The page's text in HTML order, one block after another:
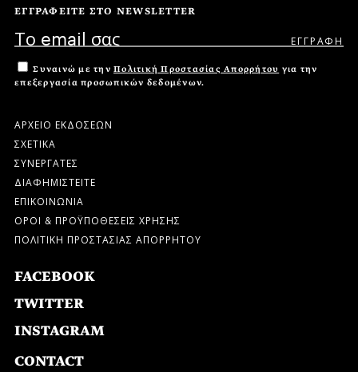
ΕΓΓΡΑΦΕΙΤΕ ΣΤΟ NEWSLETTER
Συναινώ με την Πολιτική Προστασίας Απορρήτου για την
επεξεργασία προσωπικών δεδομένων.
ΑΡΧΕΙΟ ΕΚΔΟΣΕΩΝ
ΣΧΕΤΙΚΑ
ΣΥΝΕΡΓΑΤΕΣ
ΔΙΑΦΗΜΙΣΤΕΙΤΕ
ΕΠΙΚΟΙΝΩΝΙΑ
ΟΡΟΙ & ΠΡΟΫΠΟΘΕΣΕΙΣ ΧΡΗΣΗΣ
ΠΟΛΙΤΙΚΗ ΠΡΟΣΤΑΣΙΑΣ ΑΠΟΡΡΗΤΟΥ
FACEBOOK
TWITTER
INSTAGRAM
CONTACT